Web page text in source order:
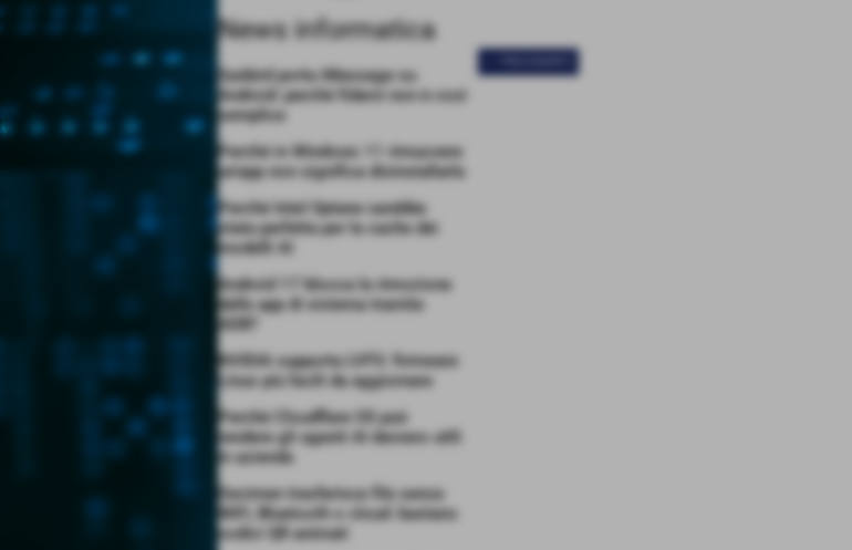
News informatica
Sunbird porta iMessage su
Android: perché fidarsi non è così
semplice
Perché in Windows 11 rimuovere
un’app non significa disinstallarla
Perché Intel Optane sarebbe
stata perfetta per la cache dei
modelli AI
Android 17 blocca la rimozione
delle app di sistema tramite
ADB?
NVIDIA supporta LVFS: firmware
Linux più facili da aggiornare
Perché Cloudflare OS può
rendere gli agenti AI davvero utili
in azienda
Decimen trasferisce file senza
WiFi, Bluetooth o cloud: bastano
codici QR animati